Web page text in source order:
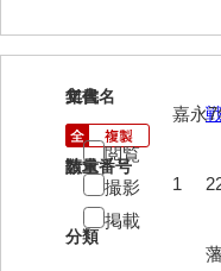
遠用物
県庁伝来旧
山口小郡宰判
両公伝史料
三卿伝史料
11
文書名
請求番号
分類
年代
嘉永7
数量
1
閲覧
撮影
掲載